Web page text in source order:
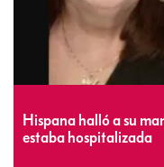
Hispana halló a su
estaba hospitalizada